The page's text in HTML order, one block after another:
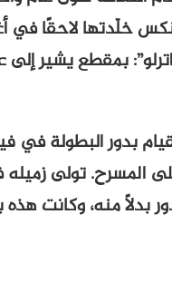
خلّدتها لاحقًا في
بمقطع يشير إلى
بدور البطولة في
المسرح. تولى
بدلًا منه، وكانت